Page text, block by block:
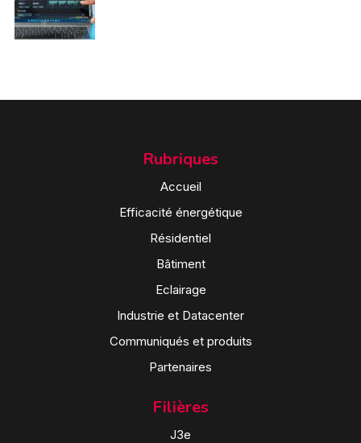
Rubriques
Accueil
Efficacité énergétique
Résidentiel
Bâtiment
Eclairage
Industrie et Datacenter
Communiqués et produits
Partenaires
Filières
J3e